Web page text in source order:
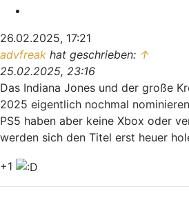
26.02.2025, 17:21
advfreak hat geschrieben: ↑
25.02.2025, 23:16
Das Indiana Jones und der große
2025 eigentlich nochmal
PS5 haben aber keine Xbox oder
werden sich den Titel erst heuer
+1
Nach oben